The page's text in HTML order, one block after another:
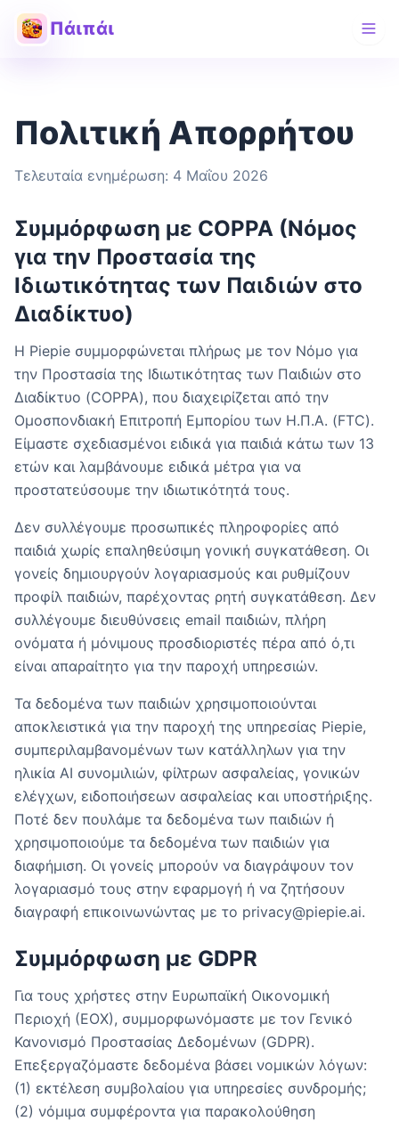
Πάιπάι
Πολιτική Απορρήτου
Τελευταία ενημέρωση: 4 Μαΐου 2026
Συμμόρφωση με COPPA (Νόμος
για την Προστασία της
Ιδιωτικότητας των Παιδιών στο
Διαδίκτυο)
Η Piepie συμμορφώνεται πλήρως με τον Νόμο για
την Προστασία της Ιδιωτικότητας των Παιδιών στο
Διαδίκτυο (COPPA), που διαχειρίζεται από την
Ομοσπονδιακή Επιτροπή Εμπορίου των Η.Π.Α. (FTC).
Είμαστε σχεδιασμένοι ειδικά για παιδιά κάτω των 13
ετών και λαμβάνουμε ειδικά μέτρα για να
προστατεύσουμε την ιδιωτικότητά τους.
Δεν συλλέγουμε προσωπικές πληροφορίες από
παιδιά χωρίς επαληθεύσιμη γονική συγκατάθεση. Οι
γονείς δημιουργούν λογαριασμούς και ρυθμίζουν
προφίλ παιδιών, παρέχοντας ρητή συγκατάθεση. Δεν
συλλέγουμε διευθύνσεις email παιδιών, πλήρη
ονόματα ή μόνιμους προσδιοριστές πέρα από ό,τι
είναι απαραίτητο για την παροχή υπηρεσιών.
Τα δεδομένα των παιδιών χρησιμοποιούνται
αποκλειστικά για την παροχή της υπηρεσίας Piepie,
συμπεριλαμβανομένων των κατάλληλων για την
ηλικία AI συνομιλιών, φίλτρων ασφαλείας, γονικών
ελέγχων, ειδοποιήσεων ασφαλείας και υποστήριξης.
Ποτέ δεν πουλάμε τα δεδομένα των παιδιών ή
χρησιμοποιούμε τα δεδομένα των παιδιών για
διαφήμιση. Οι γονείς μπορούν να διαγράψουν τον
λογαριασμό τους στην εφαρμογή ή να ζητήσουν
διαγραφή επικοινωνώντας με το privacy@piepie.ai.
Συμμόρφωση με GDPR
Για τους χρήστες στην Ευρωπαϊκή Οικονομική
Περιοχή (ΕΟΧ), συμμορφωνόμαστε με τον Γενικό
Κανονισμό Προστασίας Δεδομένων (GDPR).
Επεξεργαζόμαστε δεδομένα βάσει νομικών λόγων:
(1) εκτέλεση συμβολαίου για υπηρεσίες συνδρομής;
(2) νόμιμα συμφέροντα για παρακολούθηση